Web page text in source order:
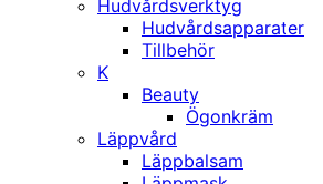
Hudvårdsverktyg
Hudvårdsapparater
Tillbehör
K
Beauty
Ögonkräm
Läppvård
Läppbalsam